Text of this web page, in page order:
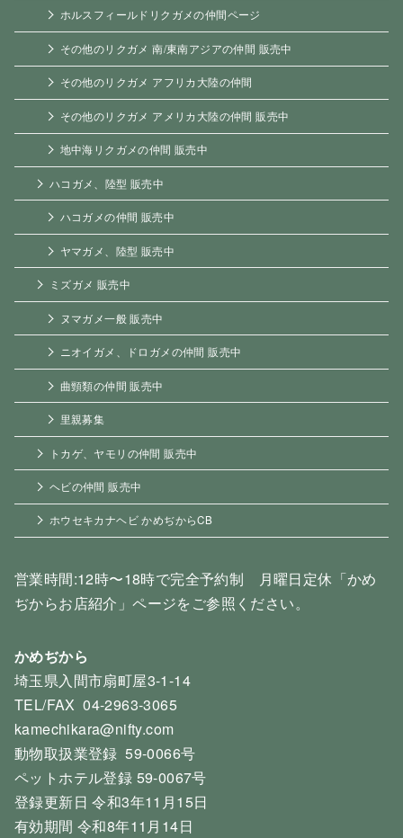
ホルスフィールドリクガメの仲間ページ
その他のリクガメ 南/東南アジアの仲間 販売中
その他のリクガメ アフリカ大陸の仲間
その他のリクガメ アメリカ大陸の仲間 販売中
地中海リクガメの仲間 販売中
ハコガメ、陸型 販売中
ハコガメの仲間 販売中
ヤマガメ、陸型 販売中
ミズガメ 販売中
ヌマガメ一般 販売中
ニオイガメ、ドロガメの仲間 販売中
曲頸類の仲間 販売中
里親募集
トカゲ、ヤモリの仲間 販売中
ヘビの仲間 販売中
ホウセキカナヘビ かめぢからCB
営業時間:12時〜18時で完全予約制 月曜日定休「かめ
ぢからお店紹介」ページをご参照ください。
かめぢから
埼玉県入間市扇町屋3-1-14
TEL/FAX 04-2963-3065
kamechikara@nifty.com
動物取扱業登録 59-0066号
ペットホテル登録 59-0067号
登録更新日 令和3年11月15日
有効期間 令和8年11月14日